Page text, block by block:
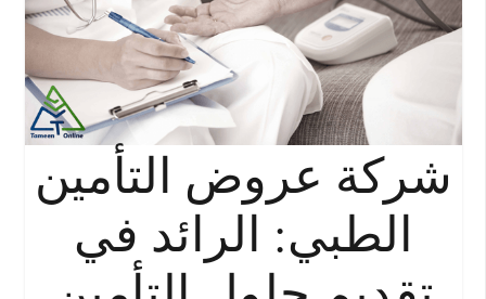
شركة عروض التأمين
الطبي: الرائد في